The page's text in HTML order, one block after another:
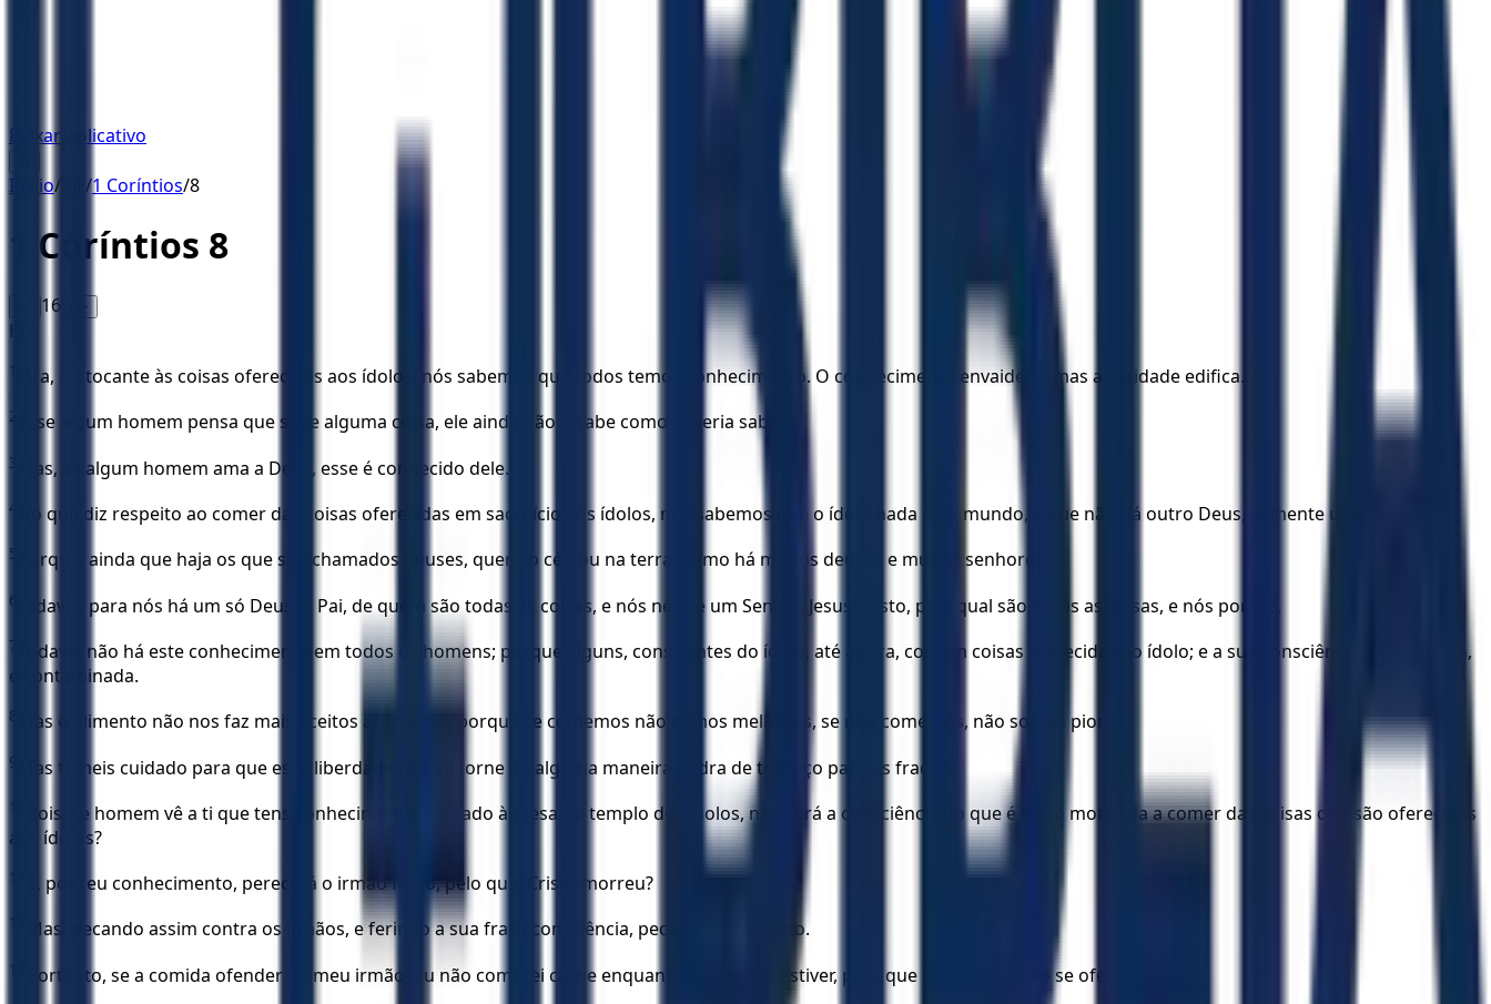
Baixar Aplicativo
Início/ /1 Coríntios/8
1 Coríntios 8
16 A+
KJF
1 Ora, no tocante às coisas oferecidas aos ídolos, nós sabemos que todos temos conhecimento. O conhecimento envaidece, mas a caridade edifica.
2 E, se algum homem pensa que sabe alguma coisa, ele ainda não o sabe como deveria saber.
3 Mas, se algum homem ama a Deus, esse é conhecido dele.
4 No que diz respeito ao comer das coisas oferecidas em sacrifício aos ídolos, nós sabemos que o ídolo nada é no mundo, e que não há outro Deus, somente um.
5 Porque, ainda que haja os que são chamados deuses, quer no céu ou na terra (como há muitos deuses e muitos senhores),
6 todavia, para nós há um só Deus, o Pai, de quem são todas as coisas, e nós nele; e um Senhor, Jesus Cristo, pelo qual são todas as coisas, e nós por ele.
7
Todavia não há este conhecimento em todos os homens; porque alguns, conscientes do ídolo, até agora, comem coisas oferecidas ao ídolo; e a sua consciência, sendo fraca,
é contaminada.
8 Mas o alimento não nos faz mais aceitos ante Deus, porque se comemos não somos melhores, se não comemos, não somos piores.
9 Mas tomeis cuidado para que essa liberdade não se torne de alguma maneira pedra de tropeço para os fracos.
10
Pois, se homem vê a ti que tens conhecimento, sentado à mesa no templo dos ídolos, não será a consciência do que é fraco motivada a comer das coisas que são oferecidas
aos ídolos?
11 E, por teu conhecimento, perecerá o irmão fraco, pelo qual Cristo morreu?
12 Mas, pecando assim contra os irmãos, e ferindo a sua fraca consciência, pecais contra Cristo.
13
Portanto, se a comida ofender ao meu irmão, eu não comerei carne enquanto no mundo estiver, para que meu irmão não se ofenda.